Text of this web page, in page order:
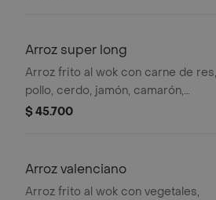
Arroz super long
Arroz frito al wok con carne de res,
pollo, cerdo, jamón, camarón,
vegetales en salsa de la casa y
$ 45.700
Arroz valenciano
Arroz frito al wok con vegetales,